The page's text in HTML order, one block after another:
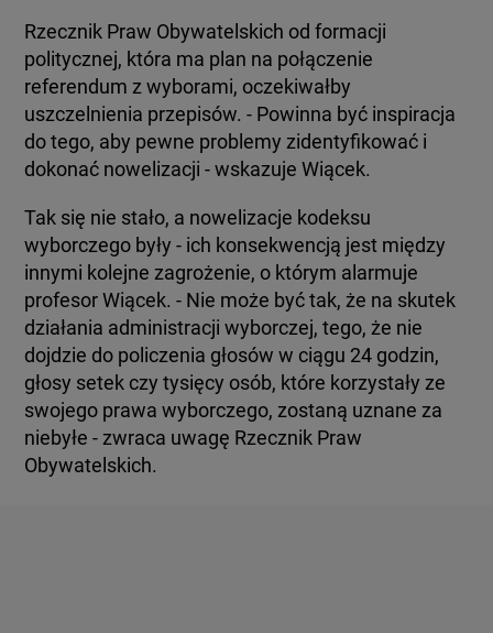
Rzecznik Praw Obywatelskich od formacji
politycznej, która ma plan na połączenie
referendum z wyborami, oczekiwałby
uszczelnienia przepisów. - Powinna być inspiracja
do tego, aby pewne problemy zidentyfikować i
dokonać nowelizacji - wskazuje Wiącek.
Tak się nie stało, a nowelizacje kodeksu
wyborczego były - ich konsekwencją jest między
innymi kolejne zagrożenie, o którym alarmuje
profesor Wiącek. - Nie może być tak, że na skutek
działania administracji wyborczej, tego, że nie
dojdzie do policzenia głosów w ciągu 24 godzin,
głosy setek czy tysięcy osób, które korzystały ze
swojego prawa wyborczego, zostaną uznane za
niebyłe - zwraca uwagę Rzecznik Praw
Obywatelskich.